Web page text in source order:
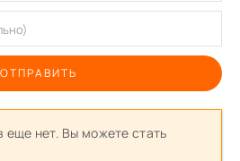
ОТПРАВИТЬ
еще нет. Вы можете стать